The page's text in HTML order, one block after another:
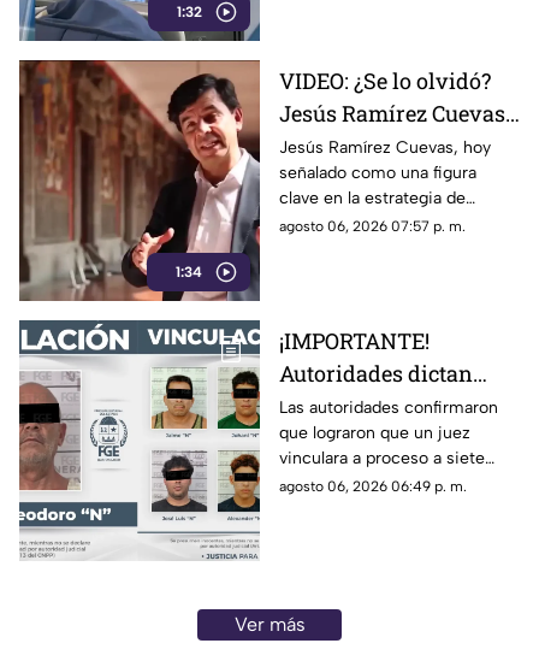
1:32
1:34
VIDEO: ¿Se lo olvidó?
Jesús Ramírez Cuevas,
figura clave en la
estrategia de censura
del gobierno, criticaba
la publicidad para
Jesús Ramírez Cuevas, hoy
señalado como una figura
clave en la estrategia de
censura del gobierno, criticaba
agosto 06, 2026 07:57 p. m.
¡IMPORTANTE!
Autoridades dictan
prisión preventiva
para siete personas
relacionadas con
narcoinvernaderos
Las autoridades confirmaron
que lograron que un juez
vinculara a proceso a siete
personas que están
agosto 06, 2026 06:49 p. m.
Ver más